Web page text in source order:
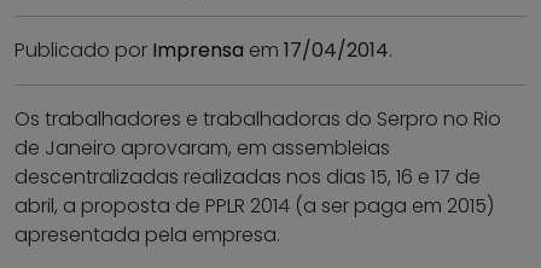
Publicado por Imprensa em 17/04/2014.
Os trabalhadores e trabalhadoras do Serpro no Rio
de Janeiro aprovaram, em assembleias
descentralizadas realizadas nos dias 15, 16 e 17 de
abril, a proposta de PPLR 2014 (a ser paga em 2015)
apresentada pela empresa.